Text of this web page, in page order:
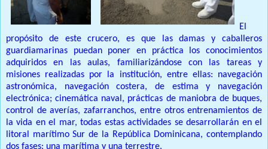
El
propósito de este crucero, es que las damas y caballeros
guardiamarinas puedan poner en práctica los conocimientos
adquiridos en las aulas, familiarizándose con las tareas y
misiones realizadas por la institución, entre ellas: navegación
astronómica, navegación costera, de estima y navegación
electrónica; cinemática naval, prácticas de maniobra de buques,
control de averías, zafarranchos, entre otros entrenamientos de
la vida en el mar, todas estas actividades se desarrollarán en el
litoral marítimo Sur de la República Dominicana, contemplando
dos fases: una marítima y una terrestre.